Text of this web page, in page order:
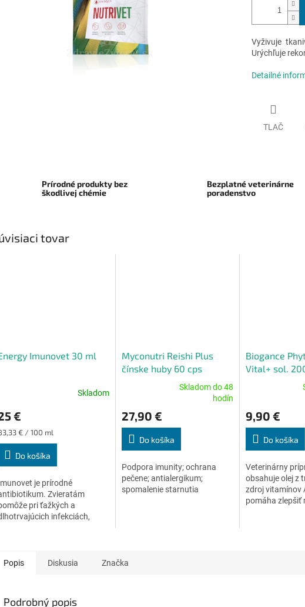
Vyživuje
Urýchľuje
Detailné
TLAČ
Prírodné produkty bez
škodlivej chémie
Bezplatné veterinárne
poradenstvo
tovar
Imunovet 30 ml
4,5
Skladom
€
€ / 100 ml
Do košíka
je prírodné
Zvieratám
pri ťažkých a
infekciách,
i...
Myconutri Reishi Plus
čínske huby 60 cps
produktu
je
4,8
z
hviezdičiek.
Skladom do 48
hodín
27,90 €
Do košíka
Podpora imunity; ochrana
pečene; antialergikum;
spomalenie starnutia
Biogance
Vital+ sol.
produktu
je
4,7
z
hviezdičiek.
9,90 €
Do košíka
Veterinárny
obsahuje olej z
zdroj vitamínov
pomáha zlepšiť
Popis Diskusia Značka
Podrobný popis